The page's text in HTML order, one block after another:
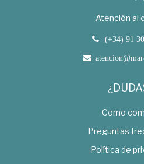
Atención al
(+34) 91
Como
Preguntas
Política de